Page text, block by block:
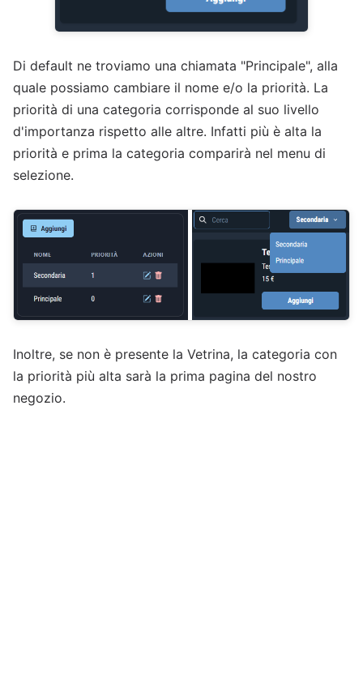
Di default ne troviamo una chiamata "Principale", alla
quale possiamo cambiare il nome e/o la priorità. La
priorità di una categoria corrisponde al suo livello
d'importanza rispetto alle altre. Infatti più è alta la
priorità e prima la categoria comparirà nel menu di
selezione.
Inoltre, se non è presente la Vetrina, la categoria con
la priorità più alta sarà la prima pagina del nostro
negozio.